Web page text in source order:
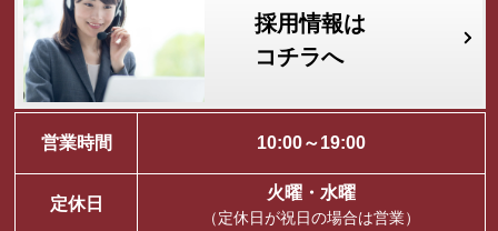
採用情報は
コチラへ
営業時間 10:00～19:00
定休日
火曜・水曜
（定休日が祝日の場合は営業）